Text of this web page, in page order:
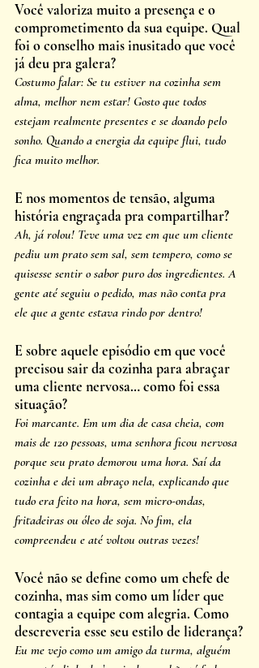
Você valoriza muito a presença e o
comprometimento da sua equipe. Qual
foi o conselho mais inusitado que você
já deu pra galera?
Costumo falar: Se tu estiver na cozinha sem
alma, melhor nem estar! Gosto que todos
estejam realmente presentes e se doando pelo
sonho. Quando a energia da equipe flui, tudo
fica muito melhor.
E nos momentos de tensão, alguma
história engraçada pra compartilhar?
Ah, já rolou! Teve uma vez em que um cliente
pediu um prato sem sal, sem tempero, como se
quisesse sentir o sabor puro dos ingredientes. A
gente até seguiu o pedido, mas não conta pra
ele que a gente estava rindo por dentro!
E sobre aquele episódio em que você
precisou sair da cozinha para abraçar
uma cliente nervosa… como foi essa
situação?
Foi marcante. Em um dia de casa cheia, com
mais de 120 pessoas, uma senhora ficou nervosa
porque seu prato demorou uma hora. Saí da
cozinha e dei um abraço nela, explicando que
tudo era feito na hora, sem micro-ondas,
fritadeiras ou óleo de soja. No fim, ela
compreendeu e até voltou outras vezes!
Você não se define como um chefe de
cozinha, mas sim como um líder que
contagia a equipe com alegria. Como
descreveria esse seu estilo de liderança?
Eu me vejo como um amigo da turma, alguém